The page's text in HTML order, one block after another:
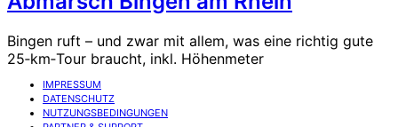
Bingen ruft – und zwar mit allem, was eine richtig gute
25‑km‑Tour braucht, inkl. Höhenmeter
IMPRESSUM
DATENSCHUTZ
NUTZUNGSBEDINGUNGEN